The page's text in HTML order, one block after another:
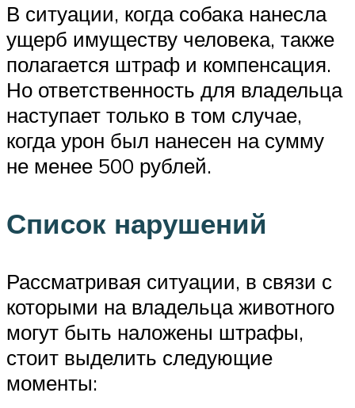
В ситуации, когда собака нанесла
ущерб имуществу человека, также
полагается штраф и компенсация.
Но ответственность для владельца
наступает только в том случае,
когда урон был нанесен на сумму
не менее 500 рублей.
Список нарушений
Рассматривая ситуации, в связи с
которыми на владельца животного
могут быть наложены штрафы,
стоит выделить следующие
моменты: